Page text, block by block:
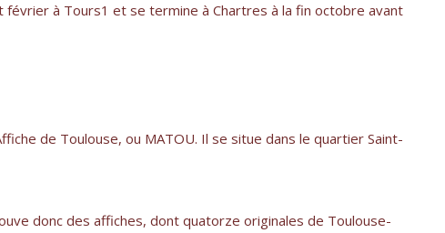
février à Tours1 et se termine à Chartres à la fin octobre avant
de Toulouse, ou MATOU. Il se situe dans le quartier Saint-
donc des affiches, dont quatorze originales de Toulouse-